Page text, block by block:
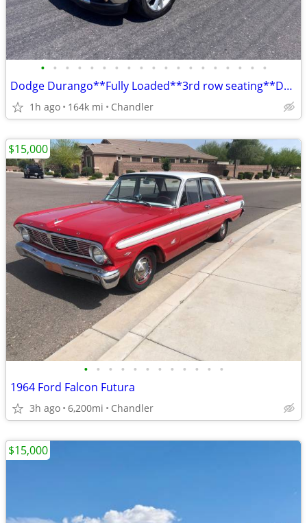
• • • • • • • • • • • • • • • • • • •
Dodge Durango**Fully Loaded**3rd row seating**Drives Excellent!!
1h ago 164k mi Chandler
• • • • • • • • • • • •
1964 Ford Falcon Futura
3h ago 6,200mi Chandler
$15,000
$15,000